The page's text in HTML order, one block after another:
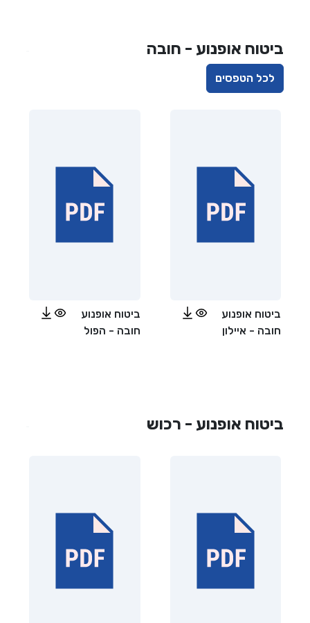
ביטוח אופנוע - חובה
לכל הטפסים
ביטוח אופנוע
חובה - איילון
ביטוח אופנוע
חובה - הפול
ביטוח אופנוע - רכוש